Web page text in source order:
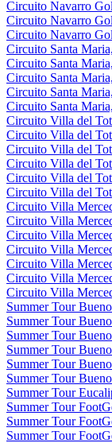
Circuito Navarro
Circuito Navarro
Circuito Navarro
Circuito Santa
Circuito Santa
Circuito Santa
Circuito Santa
Circuito Santa
Circuito Villa del
Circuito Villa del
Circuito Villa del
Circuito Villa del
Circuito Villa del
Circuito Villa del
Circuito Villa
Circuito Villa
Circuito Villa
Circuito Villa
Circuito Villa
Circuito Villa
Circuito Villa
Summer Tour
Summer Tour
Summer Tour
Summer Tour
Summer Tour
Summer Tour
Summer Tour
Summer Tour
Summer Tour
Summer Tour